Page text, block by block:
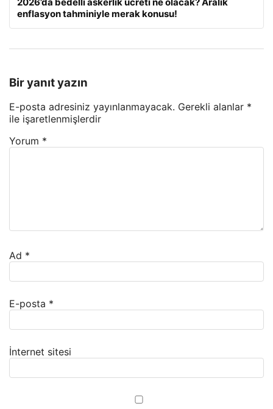
enflasyon tahminiyle merak konusu!
Bir yanıt yazın
E-posta adresiniz yayınlanmayacak. Gerekli alanlar *
ile işaretlenmişlerdir
Yorum *
Ad *
E-posta *
İnternet sitesi